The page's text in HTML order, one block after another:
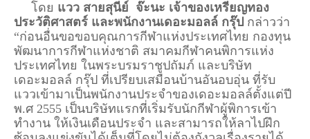
โดย แวว สายสุนีย์ จ๊ะนะ เจ้าของเหรียญทอง
ประวัติศาสตร์ และพนักงานเดอะมอลล์ กรุ๊ป กล่าวว่า
“ก่อนอื่นขอขอบคุณการกีฬาแห่งประเทศไทย กองทุน
พัฒนาการกีฬาแห่งชาติ สมาคมกีฬาคนพิการแห่ง
ประเทศไทย ในพระบรมราชูปถัมภ์ และบริษัท
เดอะมอลล์ กรุ๊ป ที่เปรียบเสมือนบ้านอันอบอุ่น ที่รับ
แววเข้ามาเป็นพนักงานประจำของเดอะมอลล์ตั้งแต่ปี
พ.ศ 2555 เป็นบริษัทแรกที่เริ่มรับนักกีฬาผู้พิการเข้า
ทำงาน ให้เงินเดือนประจำ และสามารถให้ลาไปฝึก